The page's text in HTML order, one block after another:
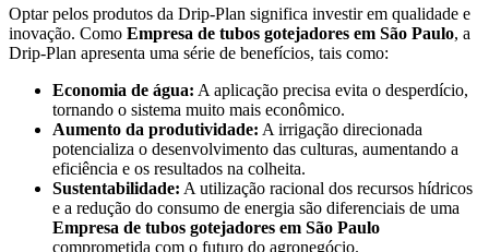
Optar pelos produtos da Drip-Plan significa investir em qualidade e
inovação. Como Empresa de tubos gotejadores em São Paulo, a
Drip-Plan apresenta uma série de benefícios, tais como:
Economia de água: A aplicação precisa evita o desperdício,
tornando o sistema muito mais econômico.
Aumento da produtividade: A irrigação direcionada
potencializa o desenvolvimento das culturas, aumentando a
eficiência e os resultados na colheita.
Sustentabilidade: A utilização racional dos recursos hídricos
e a redução do consumo de energia são diferenciais de uma
Empresa de tubos gotejadores em São Paulo
comprometida com o futuro do agronegócio.